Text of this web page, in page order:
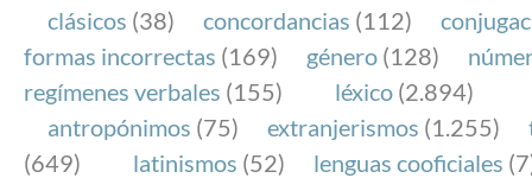
FundéuRAE es una fundación patrocinada por la
y la Real Academia Española, cuyo objetivo es
el buen uso del español en los medios de
Internet.
clásicos (38) concordancias (112)
formas incorrectas (169) género (128)
regímenes verbales (155) léxico (2.894)
antropónimos (75) extranjerismos (1.255)
(649)
latinismos (52) lenguas cooficiales